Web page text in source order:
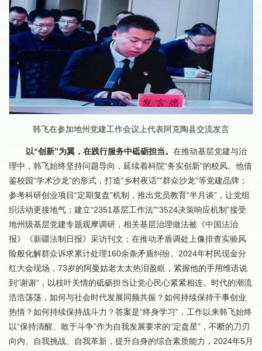
韩飞在参加地州党建工作会议上代表阿克陶县交流发言
以“创新”为翼，在践行服务中砥砺担当。 在推动基层党建与治
理中，韩飞始终坚持问题导向，延续着科院“务实创新”的校风。他借
鉴校园“学术沙龙”的形式，打造“乡村夜话”“群众沙龙”等党建品牌；
参考科研创业项目“定期复盘”机制，推出党员教育“半月谈”，让党组
织活动更接地气；建立“2351基层工作法”“3524决策响应机制”接受
地州级基层党建专题观摩调研，相关基层治理做法被《中国法治
报》《新疆法制日报》采访刊文；在推动矛盾调处上像排查实验风
险般化解群众诉求累计处理160余条矛盾纠纷。2024年村民现金分
红大会现场，73岁的阿曼姑老太太热泪盈眶，紧握他的手用维语说
到“谢谢”，以枝叶关情的砥砺担当让党心民心紧紧相连。时代的潮流
浩浩荡荡，如何与社会时代发展同频共振？如何持续保持干事创业
热情？如何持续保持战斗力？答案是“终身学习”，工作以来韩飞始终
以“保持清醒、敢于斗争”作为自我发展要求的“定盘星”，不断的刀刃
向内、自我挑战、自我革新，提升自身的综合素质能力，2024年5月